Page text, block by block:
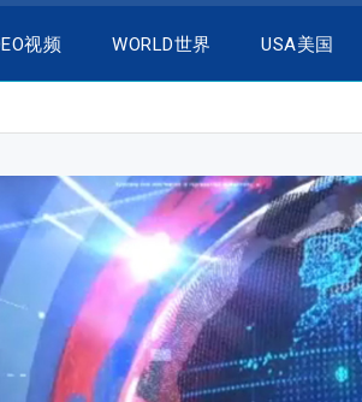
视频 WORLD世界 USA美国